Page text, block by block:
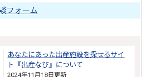
フォーム
あなたにあった出産施設を探せるサイ
ト『出産なび』について
2024年11月18日更新